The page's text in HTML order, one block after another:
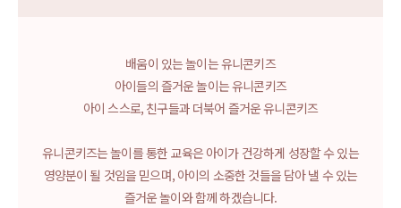
배움이 있는 놀이는 유니콘키즈
아이들의 즐거운 놀이는 유니콘키즈
아이 스스로, 친구들과 더북어 즐거운 유니콘키즈
유니콘키즈는놀이를 통한 교육은 아이가 건강하게 성장할 수 있는
영양분이 될 것임을 믿으며,아이의 소중한 것들을 담아 낼 수 있는
즐거운 놀이와 함께 하겠습니다.